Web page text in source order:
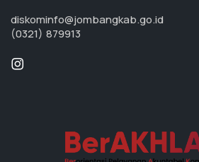
diskominfo@jombangkab.go.id
(0321) 879913